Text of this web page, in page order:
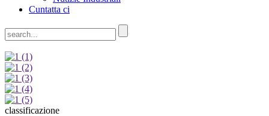
Cuntatta ci
classificazione